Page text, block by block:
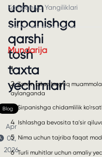
uchun
sirpanishga
qarshi
tosh
taxta
yechimlari
Blog
Apr
02,
2026
Kompaniya Yangiliklari
Mundarija
1
2 Zamin bilan bog'liq
aylanganda
3 Sirpanishga chidamlilik
4 Ishlashga bevosita ta'sir
5 Nima uchun tajriba faqat
6 Turli muhitlar uchun amaliy